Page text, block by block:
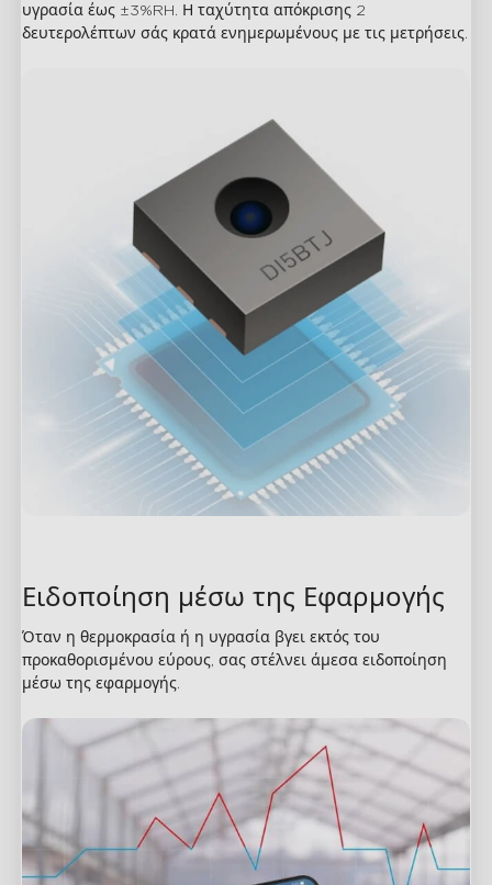
υγρασία έως ±3%RH. Η ταχύτητα απόκρισης 2
δευτερολέπτων σάς κρατά ενημερωμένους με τις μετρήσεις.
Ειδοποίηση μέσω της Εφαρμογής
Όταν η θερμοκρασία ή η υγρασία βγει εκτός του
προκαθορισμένου εύρους, σας στέλνει άμεσα ειδοποίηση
μέσω της εφαρμογής.